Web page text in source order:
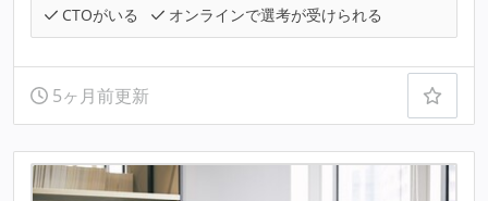
CTOがいる
オンラインで選考が受けられる
5ヶ月前更新